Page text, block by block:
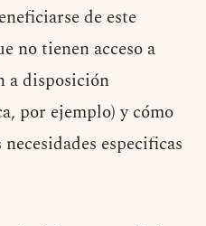
de este
no tienen acceso a
a disposición
por ejemplo) y cómo
especificas